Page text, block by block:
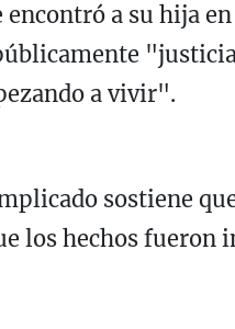
encontró a su hija
a vivir".
sostiene
los hechos fueron